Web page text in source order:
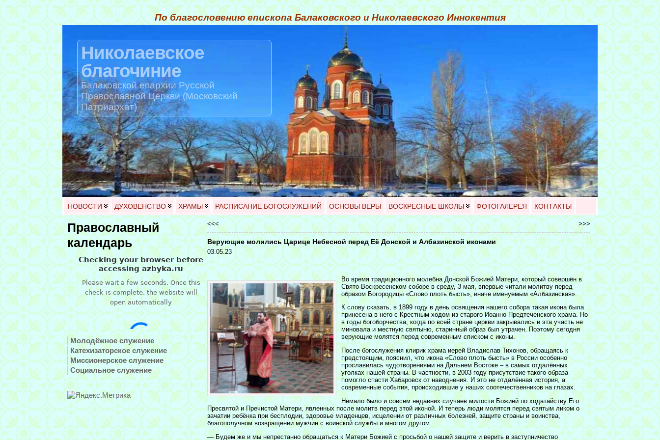
По благословению епископа Балаковского и Николаевского Иннокентия
Николаевское
благочиние
Балаковской епархии Русской
Православной Церкви (Московский
Патриархат)
НОВОСТИ ДУХОВЕНСТВО ХРАМЫ РАСПИСАНИЕ БОГОСЛУЖЕНИЙ ОСНОВЫ ВЕРЫ ВОСКРЕСНЫЕ ШКОЛЫ ФОТОГАЛЕРЕЯ КОНТАКТЫ
Православный
календарь
Молодёжное служение
Катехизаторское служение
Миссионерское служение
Социальное служение
<<< >>>
Верующие молились Царице Небесной перед Её Донской и Албазинской иконами
03.05.23
Во время традиционного молебна Донской Божией Матери, который совершён в
Свято-Воскресенском соборе в среду, 3 мая, впервые читали молитву перед
образом Богородицы «Слово плоть бысть», иначе именуемым «Албазинская».
К слову сказать, в 1899 году в день освящения нашего собора такая икона была
принесена в него с Крестным ходом из старого Иоанно-Предтеченского храма. Но
в годы богоборчества, когда по всей стране церкви закрывались и эта участь не
миновала и местную святыню, старинный образ был утрачен. Поэтому сегодня
верующие молятся перед современным списком с иконы.
После богослужения клирик храма иерей Владислав Тихонов, обращаясь к
предстоящим, пояснил, что икона «Слово плоть бысть» в России особенно
прославилась чудотворениями на Дальнем Востоке – в самых отдалённых
уголках нашей страны. В частности, в 2003 году присутствие такого образа
помогло спасти Хабаровск от наводнения. И это не отдалённая история, а
современные события, происходившие у наших соотечественников на глазах.
Немало было и совсем недавних случаев милости Божией по ходатайству Его
Пресвятой и Пречистой Матери, явленных после молитв перед этой иконой. И теперь люди молятся перед святым ликом о
зачатии ребёнка при бесплодии, здоровье младенцев, исцелении от различных болезней, защите страны и воинства,
благополучном возвращении мужчин с воинской службы и многом другом.
— Будем же и мы непрестанно обращаться к Матери Божией с просьбой о нашей защите и верить в заступничество